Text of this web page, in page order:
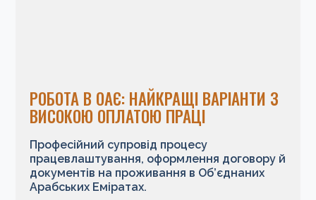
РОБОТА В ОАЄ: НАЙКРАЩІ ВАРІАНТИ З
ВИСОКОЮ ОПЛАТОЮ ПРАЦІ
Професійний супровід процесу
працевлаштування, оформлення договору й
документів на проживання в Об’єднаних
Арабських Еміратах.